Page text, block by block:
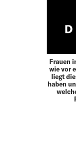
Frauen
wie vor
liegt
haben